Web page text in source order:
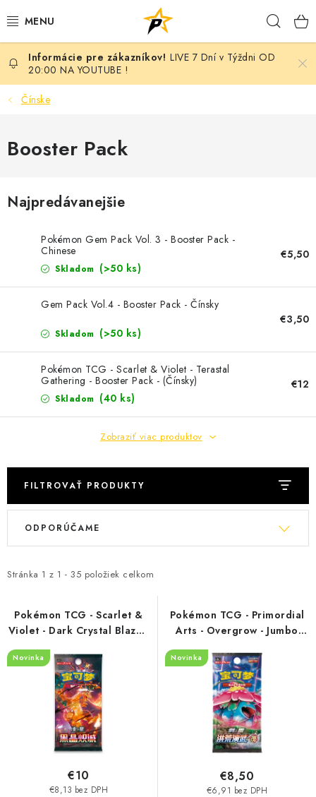
na
POKÉMON
BREAK NIGHT SEPAR VOL.7 - MONARCH EDITION
MARVEL
MAGIC THE GATHERING
DISNEY
STAR WARS
ŠPECIÁLNE
LIVE 7 Dní v Týždni OD
20:00 NA YOUTUBE !
Čínske
Booster Pack
Najpredávanejšie
Pokémon Gem Pack Vol. 3 - Booster Pack -
Chinese
Skladom (>50 ks)
€5,50
Gem Pack Vol.4 - Booster Pack - Čínsky
Skladom (>50 ks)
€3,50
Pokémon TCG - Scarlet & Violet - Terastal
Gathering - Booster Pack - (Čínsky)
Skladom (40 ks)
€12
Zobraziť viac produktov
FILTROVAŤ PRODUKTY
V
i
p
r
o
Stránka 1 z 1 - 35 položiek celkom
R
e
e
p
ODPORÚČAME
Pokémon TCG - Scarlet &
Violet - Dark Crystal Blaze -
Jumbo Booster Pack -
(Čínsky)
Novinka
€8,13 bez DPH
€10
Pokémon TCG - Primordial
Arts - Overgrow - Jumbo
Booster Pack
Novinka
€6,91 bez DPH
€8,50